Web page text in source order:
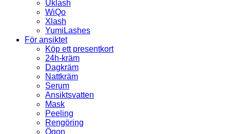
Uklash
WiQo
Xlash
YumiLashes
För ansiktet
Köp ett presentkort
24h-kräm
Dagkräm
Nattkräm
Serum
Ansiktsvatten
Mask
Peeling
Rengöring
Ögon